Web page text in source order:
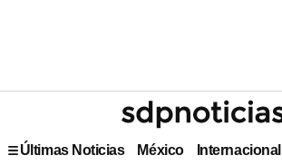
Últimas Noticias México Internacional